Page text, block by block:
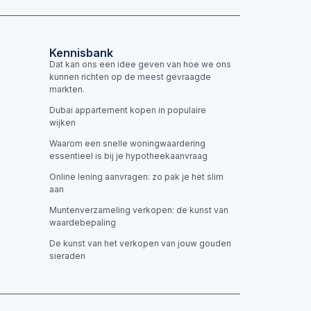
Kennisbank
Dat kan ons een idee geven van hoe we ons
kunnen richten op de meest gevraagde
markten.
Dubai appartement kopen in populaire
wijken
Waarom een snelle woningwaardering
essentieel is bij je hypotheekaanvraag
Online lening aanvragen: zo pak je het slim
aan
Muntenverzameling verkopen: de kunst van
waardebepaling
De kunst van het verkopen van jouw gouden
sieraden